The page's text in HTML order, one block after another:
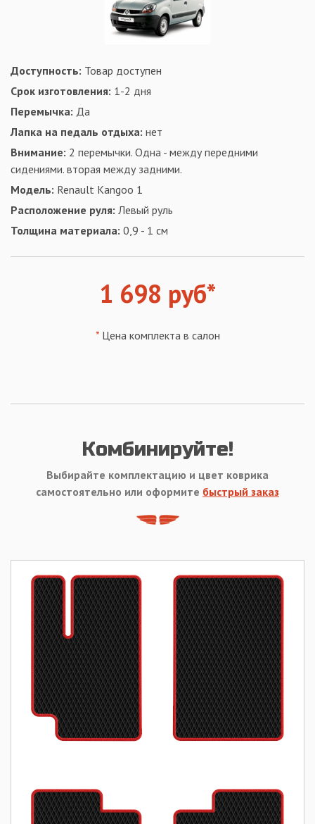
Доступность: Товар доступен
Срок изготовления: 1-2 дня
Перемычка: Да
Лапка на педаль отдыха: нет
Внимание: 2 перемычки. Одна - между передними
сидениями. вторая между задними.
Модель: Renault Kangoo 1
Расположение руля: Левый руль
Толщина материала: 0,9 - 1 см
1 698 руб*
*Цена комплекта в салон
Комбинируйте!
Выбирайте комплектацию и цвет коврика
самостоятельно или оформите быстрый заказ